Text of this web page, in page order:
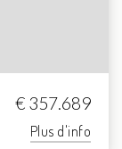
€ 357.689
Plus d'info